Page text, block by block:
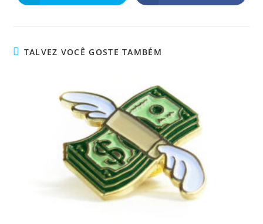
TALVEZ VOCÊ GOSTE TAMBÉM